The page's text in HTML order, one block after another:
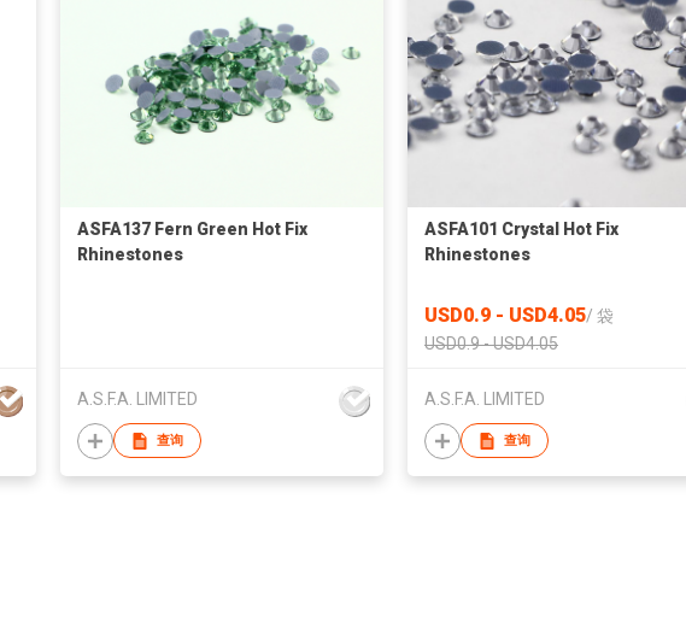
ASFA137 Fern Green Hot Fix
Rhinestones
A.S.F.A. LIMITED
查询
ASFA101 Crystal Hot Fix
Rhinestones
USD0.9 - USD4.05/ 袋
USD0.9 - USD4.05
A.S.F.A. LIMITED
查询